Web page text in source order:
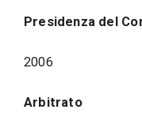
Presidenza del
2006
Arbitrato